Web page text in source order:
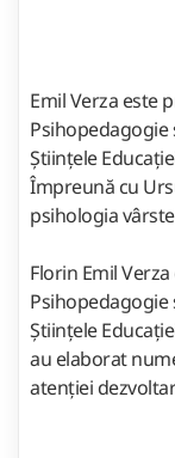
Emil Verza este
Psihopedagogie
Științele
Împreună cu
psihologia
Florin Emil
Psihopedagogie
Științele
au elaborat
atenției